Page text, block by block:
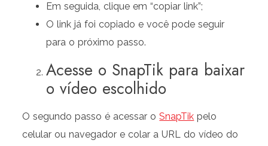
Em seguida, clique em “copiar link”;
O link já foi copiado e você pode seguir
para o próximo passo.
Acesse o SnapTik para baixar
o vídeo escolhido
O segundo passo é acessar oSnapTik pelo
celular ou navegador e colar a URL do vídeo do